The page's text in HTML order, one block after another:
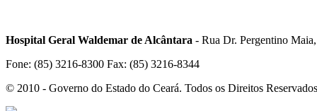
Hospital Geral Waldemar de Alcântara - Rua Dr. Pergentino
Fone: (85) 3216-8300 Fax: (85) 3216-8344
© 2010 - Governo do Estado do Ceará. Todos os Direitos Reservados